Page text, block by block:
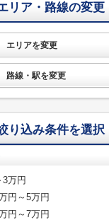
リア・路線の変更
エリアを変更
路線・駅を変更
り込み条件を選択
3万円
円～5万円
円～7万円